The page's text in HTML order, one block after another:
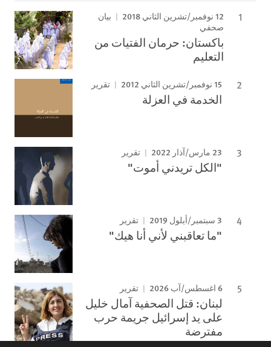
12 نوفمبر/تشرين الثاني 2018
بيان
صحفي
باكستان: حرمان الفتيات من
التعليم
15 نوفمبر/تشرين الثاني 2012 تقرير
الخدمة في العزلة
23 مارس/آذار 2022 تقرير
"الكل تريدني أموت"
3 سبتمبر/أيلول 2019 تقرير
"ما تعاقبني لأني أنا هيك"
6 اغسطس/آب 2026 تقرير
لبنان: قتل الصحفية آمال خليل
على يد إسرائيل جريمة حرب
مفترضة